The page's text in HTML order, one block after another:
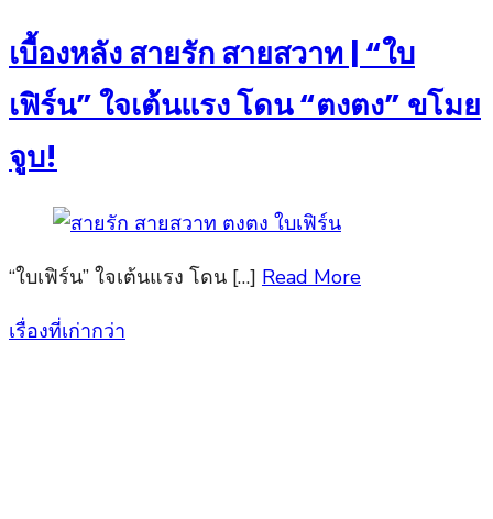
เบื้องหลัง สายรัก สายสวาท | “ใบ
เฟิร์น” ใจเต้นแรง โดน “ตงตง” ขโมย
จูบ!
“ใบเฟิร์น” ใจเต้นแรง โดน […] Read More
แนะแนว
เรื่องที่เก่ากว่า